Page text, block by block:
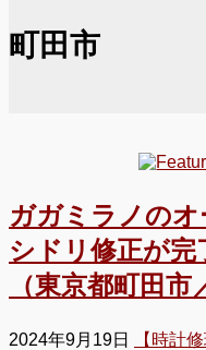
町田市
ガガミラノの
シドリ修正が完
（東京都町田市
2024年9月19日 【時計